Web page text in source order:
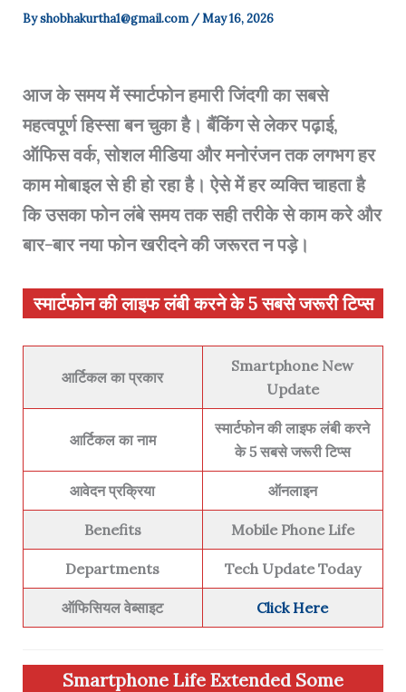
Byshobhakurtha1@gmail.com /May 16, 2026
आज के समय में स्मार्टफोन हमारी जिंदगी का सबसे
महत्वपूर्ण हिस्सा बन चुका है। बैंकिंग से लेकर पढ़ाई,
ऑफिस वर्क, सोशल मीडिया और मनोरंजन तक लगभग हर
काम मोबाइल से ही हो रहा है। ऐसे में हर व्यक्ति चाहता है
कि उसका फोन लंबे समय तक सही तरीके से काम करे और
बार-बार नया फोन खरीदने की जरूरत न पड़े।
स्मार्टफोन की लाइफ लंबी करने के 5 सबसे जरूरी टिप्स
आर्टिकल का प्रकार
Smartphone New
Update
आर्टिकल का नाम
स्मार्टफोन की लाइफ लंबी करने
के 5 सबसे जरूरी टिप्स
आवेदन प्रक्रिया ऑनलाइन
Benefits Mobile Phone Life
Departments Tech Update Today
ऑफिसियल वेब्साइट Click Here
Smartphone Life Extended Some